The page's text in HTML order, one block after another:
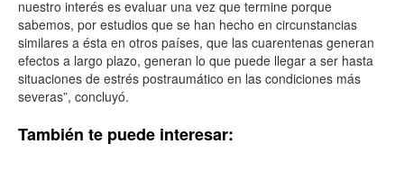
nuestro interés es evaluar una vez que termine porque
sabemos, por estudios que se han hecho en circunstancias
similares a ésta en otros países, que las cuarentenas generan
efectos a largo plazo, generan lo que puede llegar a ser hasta
situaciones de estrés postraumático en las condiciones más
severas”, concluyó.
También te puede interesar: